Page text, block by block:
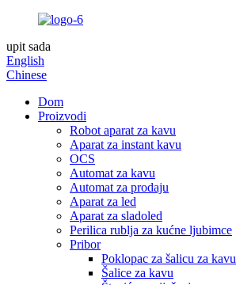
upit sada
English
Chinese
Dom
Proizvodi
Robot aparat za kavu
Aparat za instant kavu
OCS
Automat za kavu
Automat za prodaju
Aparat za led
Aparat za sladoled
Perilica rublja za kućne ljubimce
Pribor
Poklopac za šalicu za kavu
Šalice za kavu